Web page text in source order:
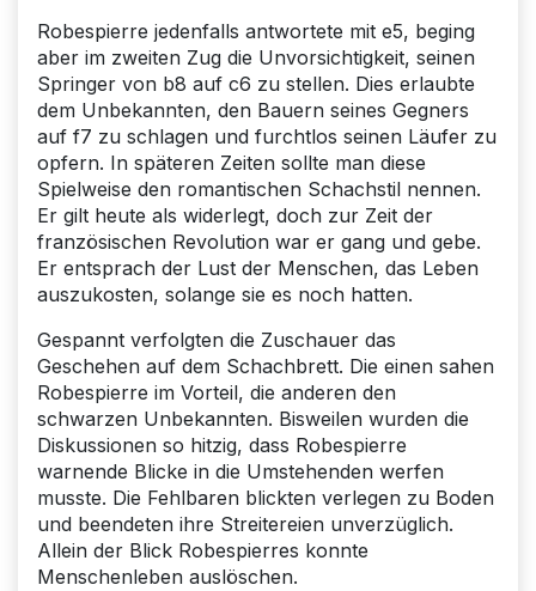
Robespierre jedenfalls antwortete mit e5, beging
aber im zweiten Zug die Unvorsichtigkeit, seinen
Springer von b8 auf c6 zu stellen. Dies erlaubte
dem Unbekannten, den Bauern seines Gegners
auf f7 zu schlagen und furchtlos seinen Läufer zu
opfern. In späteren Zeiten sollte man diese
Spielweise den romantischen Schachstil nennen.
Er gilt heute als widerlegt, doch zur Zeit der
französischen Revolution war er gang und gebe.
Er entsprach der Lust der Menschen, das Leben
auszukosten, solange sie es noch hatten.
Gespannt verfolgten die Zuschauer das
Geschehen auf dem Schachbrett. Die einen sahen
Robespierre im Vorteil, die anderen den
schwarzen Unbekannten. Bisweilen wurden die
Diskussionen so hitzig, dass Robespierre
warnende Blicke in die Umstehenden werfen
musste. Die Fehlbaren blickten verlegen zu Boden
und beendeten ihre Streitereien unverzüglich.
Allein der Blick Robespierres konnte
Menschenleben auslöschen.